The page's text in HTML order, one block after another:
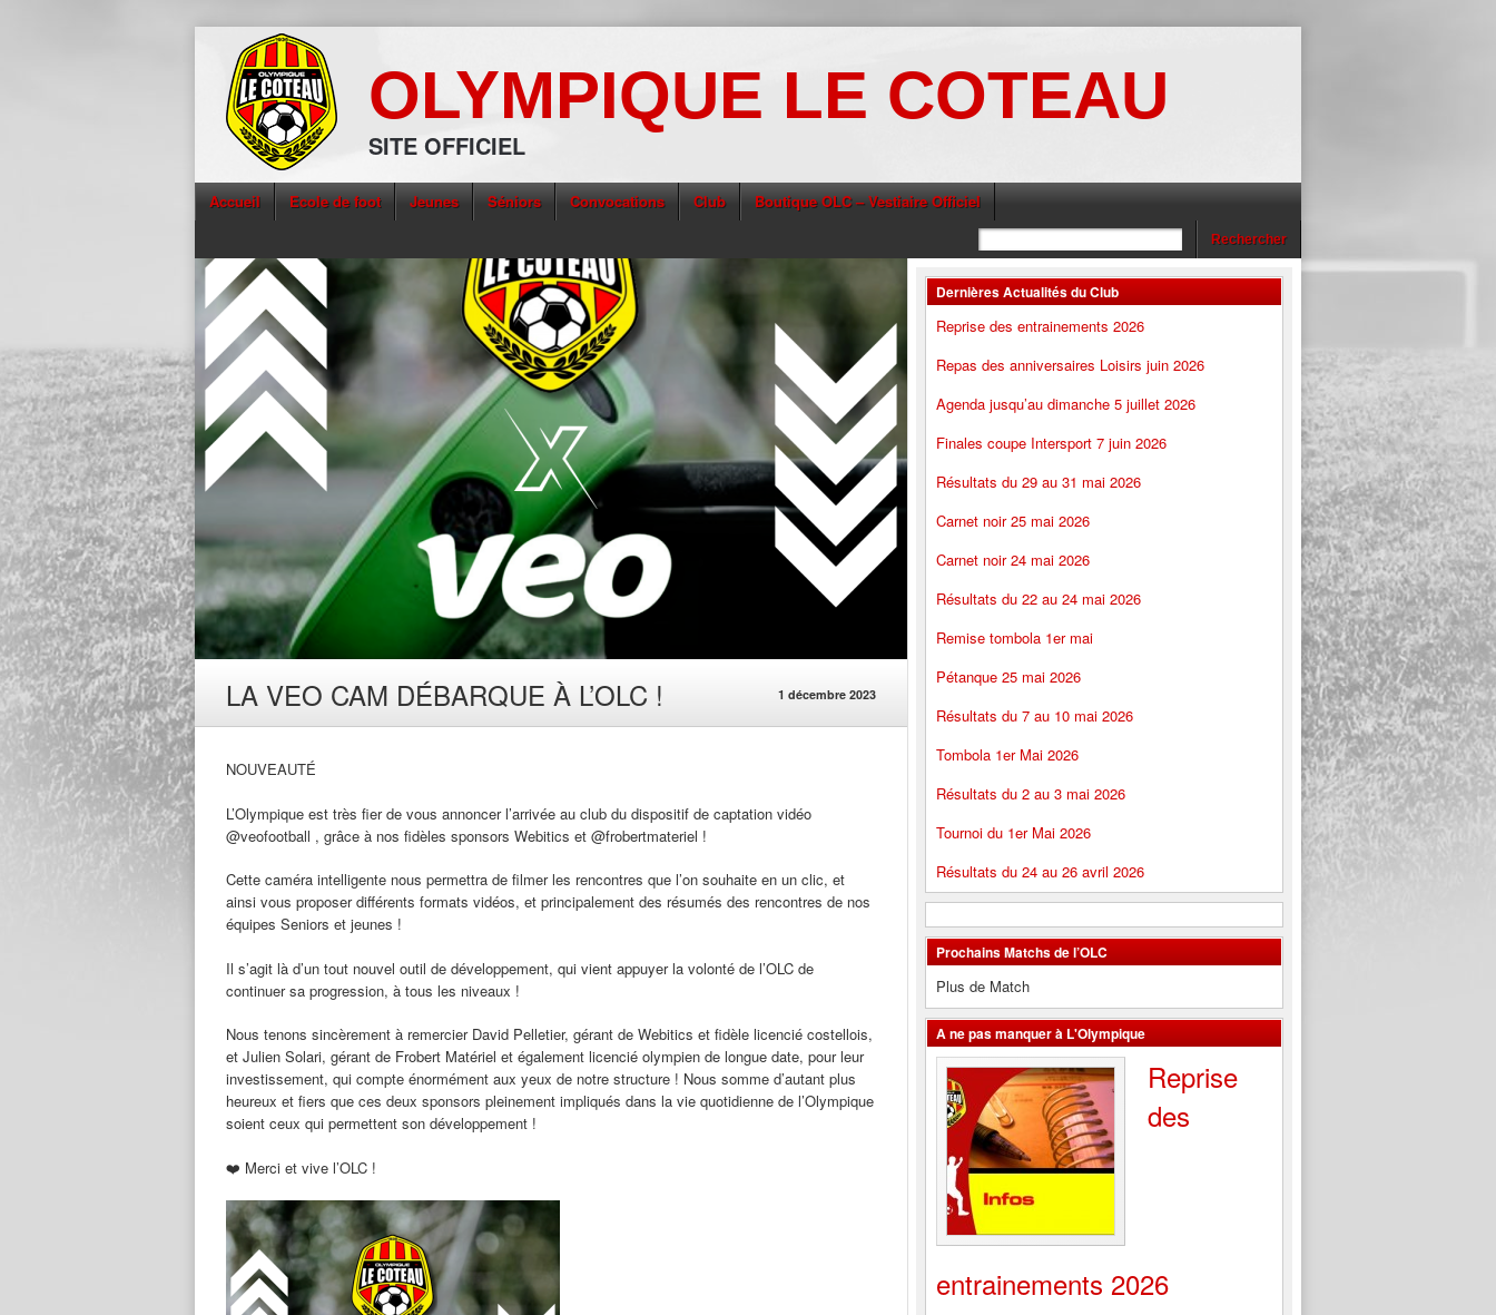
OLYMPIQUE LE COTEAU
SITE OFFICIEL
Accueil Ecole de foot Jeunes Séniors Convocations Club Boutique OLC – Vestiaire Officiel
LA VEO CAM DÉBARQUE À L’OLC ! 1 décembre 2023
NOUVEAUTÉ
L’Olympique est très fier de vous annoncer l’arrivée au club du dispositif de captation vidéo
@veofootball , grâce à nos fidèles sponsors Webitics et @frobertmateriel !
Cette caméra intelligente nous permettra de filmer les rencontres que l’on souhaite en un clic, et
ainsi vous proposer différents formats vidéos, et principalement des résumés des rencontres de nos
équipes Seniors et jeunes !
Il s’agit là d’un tout nouvel outil de développement, qui vient appuyer la volonté de l’OLC de
continuer sa progression, à tous les niveaux !
Nous tenons sincèrement à remercier David Pelletier, gérant de Webitics et fidèle licencié costellois,
et Julien Solari, gérant de Frobert Matériel et également licencié olympien de longue date, pour leur
investissement, qui compte énormément aux yeux de notre structure ! Nous somme d’autant plus
heureux et fiers que ces deux sponsors pleinement impliqués dans la vie quotidienne de l’Olympique
soient ceux qui permettent son développement !
❤️ Merci et vive l’OLC !
Dernières Actualités du Club
Reprise des entrainements 2026
Repas des anniversaires Loisirs juin 2026
Agenda jusqu’au dimanche 5 juillet 2026
Finales coupe Intersport 7 juin 2026
Résultats du 29 au 31 mai 2026
Carnet noir 25 mai 2026
Carnet noir 24 mai 2026
Résultats du 22 au 24 mai 2026
Remise tombola 1er mai
Pétanque 25 mai 2026
Résultats du 7 au 10 mai 2026
Tombola 1er Mai 2026
Résultats du 2 au 3 mai 2026
Tournoi du 1er Mai 2026
Résultats du 24 au 26 avril 2026
Prochains Matchs de l’OLC
Plus de Match
A ne pas manquer à L'Olympique
Reprise
des
entrainements 2026